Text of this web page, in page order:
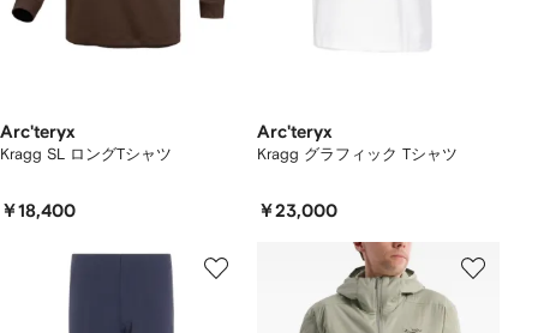
Arc'teryx
Kragg SL ロングTシャツ
￥18,400
Arc'teryx
Kragg グラフィック Tシャツ
￥23,000